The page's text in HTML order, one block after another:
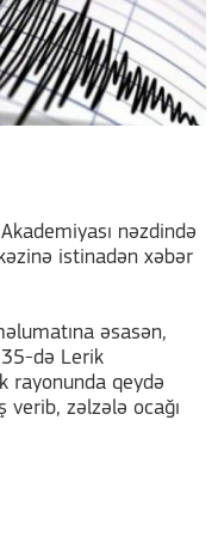
nəzdində
istinadən xəbər
əsasən,
də Lerik
rayonunda qeydə
verib, zəlzələ ocağı